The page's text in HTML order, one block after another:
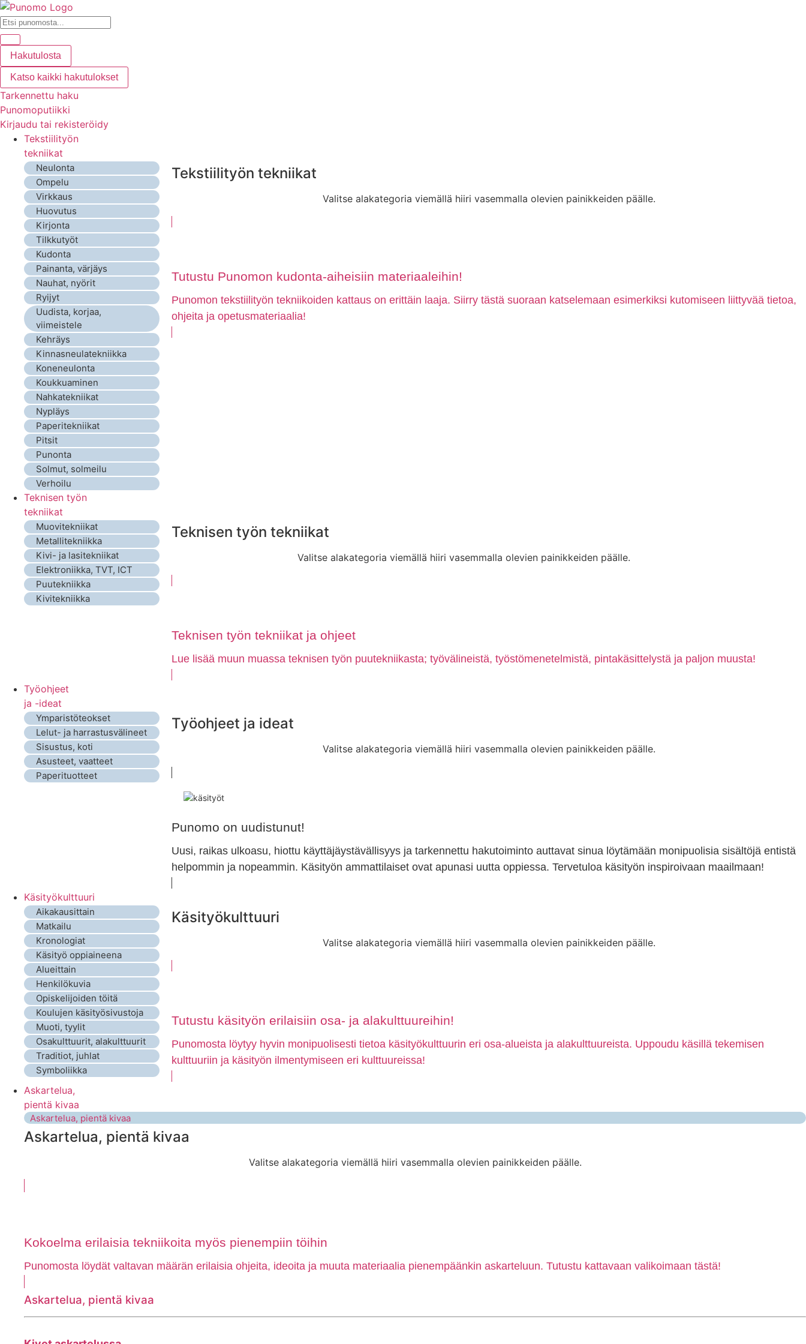
Hakutulosta
Katso kaikki hakutulokset
Tarkennettu haku
Punomoputiikki
Kirjaudu tai rekisteröidy
Tekstiilityön
tekniikat
Neulonta
Ompelu
Virkkaus
Huovutus
Kirjonta
Tilkkutyöt
Kudonta
Painanta, värjäys
Nauhat, nyörit
Ryijyt
Uudista, korjaa,
viimeistele
Kehräys
Kinnasneulatekniikka
Koneneulonta
Koukkuaminen
Nahkatekniikat
Nypläys
Paperitekniikat
Pitsit
Punonta
Solmut, solmeilu
Verhoilu
Tekstiilityön tekniikat
Valitse alakategoria viemällä hiiri vasemmalla olevien painikkeiden päälle.
Tutustu Punomon kudonta-aiheisiin materiaaleihin!
Punomon tekstiilityön tekniikoiden kattaus on erittäin laaja. Siirry tästä suoraan katselemaan esimerkiksi kutomiseen liittyvää tietoa,
ohjeita ja opetusmateriaalia!
Teknisen työn
tekniikat
Muovitekniikat
Metallitekniikka
Kivi- ja lasitekniikat
Elektroniikka, TVT, ICT
Puutekniikka
Kivitekniikka
Teknisen työn tekniikat
Valitse alakategoria viemällä hiiri vasemmalla olevien painikkeiden päälle.
Teknisen työn tekniikat ja ohjeet
Lue lisää muun muassa teknisen työn puutekniikasta; työvälineistä, työstömenetelmistä, pintakäsittelystä ja paljon muusta!
Työohjeet
ja -ideat
Ymparistöteokset
Lelut- ja harrastusvälineet
Sisustus, koti
Asusteet, vaatteet
Paperituotteet
Työohjeet ja ideat
Valitse alakategoria viemällä hiiri vasemmalla olevien painikkeiden päälle.
Punomo on uudistunut!
Uusi, raikas ulkoasu, hiottu käyttäjäystävällisyys ja tarkennettu hakutoiminto auttavat sinua löytämään monipuolisia sisältöjä entistä
helpommin ja nopeammin. Käsityön ammattilaiset ovat apunasi uutta oppiessa. Tervetuloa käsityön inspiroivaan maailmaan!
Käsityökulttuuri
Aikakausittain
Matkailu
Kronologiat
Käsityö oppiaineena
Alueittain
Henkilökuvia
Opiskelijoiden töitä
Koulujen käsityösivustoja
Muoti, tyylit
Osakulttuurit, alakulttuurit
Traditiot, juhlat
Symboliikka
Käsityökulttuuri
Valitse alakategoria viemällä hiiri vasemmalla olevien painikkeiden päälle.
Tutustu käsityön erilaisiin osa- ja alakulttuureihin!
Punomosta löytyy hyvin monipuolisesti tietoa käsityökulttuurin eri osa-alueista ja alakulttuureista. Uppoudu käsillä tekemisen
kulttuuriin ja käsityön ilmentymiseen eri kulttuureissa!
Askartelua,
pientä kivaa
Askartelua, pientä kivaa
Askartelua, pientä kivaa
Valitse alakategoria viemällä hiiri vasemmalla olevien painikkeiden päälle.
Kokoelma erilaisia tekniikoita myös pienempiin töihin
Punomosta löydät valtavan määrän erilaisia ohjeita, ideoita ja muuta materiaalia pienempäänkin askarteluun. Tutustu kattavaan valikoimaan tästä!
Askartelua, pientä kivaa